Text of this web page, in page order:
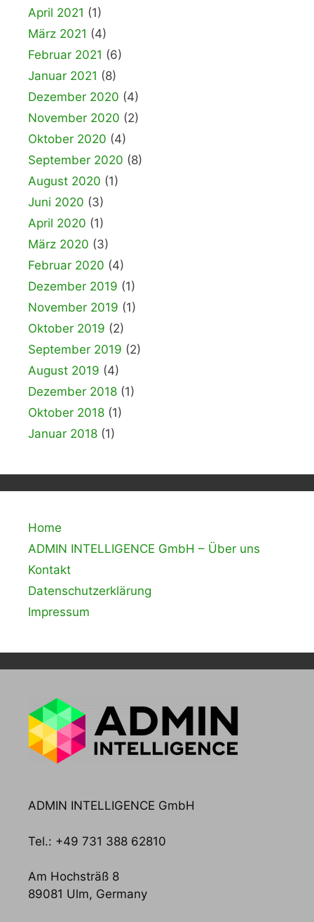
April 2021 (1)
März 2021 (4)
Februar 2021 (6)
Januar 2021 (8)
Dezember 2020 (4)
November 2020 (2)
Oktober 2020 (4)
September 2020 (8)
August 2020 (1)
Juni 2020 (3)
April 2020 (1)
März 2020 (3)
Februar 2020 (4)
Dezember 2019 (1)
November 2019 (1)
Oktober 2019 (2)
September 2019 (2)
August 2019 (4)
Dezember 2018 (1)
Oktober 2018 (1)
Januar 2018 (1)
Home
ADMIN INTELLIGENCE GmbH – Über uns
Kontakt
Datenschutzerklärung
Impressum
ADMIN INTELLIGENCE GmbH
Tel.: +49 731 388 62810
Am Hochsträß 8
89081 Ulm, Germany